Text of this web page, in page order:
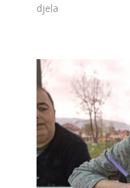
djela